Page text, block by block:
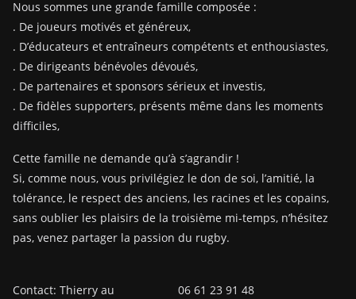
Nous sommes une grande famille composée :
. De joueurs motivés et généreux,
. D’éducateurs et entraîneurs compétents et enthousiastes,
. De dirigeants bénévoles dévoués,
. De partenaires et sponsors sérieux et investis,
. De fidèles supporters, présents même dans les moments
difficiles,
Cette famille ne demande qu’à s’agrandir !
Si, comme nous, vous privilégiez le don de soi, l’amitié, la
tolérance, le respect des anciens, les racines et les copains,
sans oublier les plaisirs de la troisième mi-temps, n’hésitez
pas, venez partager la passion du rugby.
Contact: Thierry au 06 61 23 91 48